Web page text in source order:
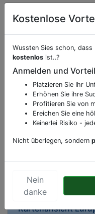
Sie möchten eine
oder andere
Klicken Sie bitte
Gerne erweitern
Sonderangebote
Ihren
Kartenansicht
Kostenlose
Wussten Sies schon,
kostenlos ist..?
Anmelden und
Platzieren Sie Ihr
Erhöhen Sie ihre
Profitieren Sie von
Ereichen Sie eine
Keinerlei Risiko -
Nicht überlegen, sondern
Nein
danke